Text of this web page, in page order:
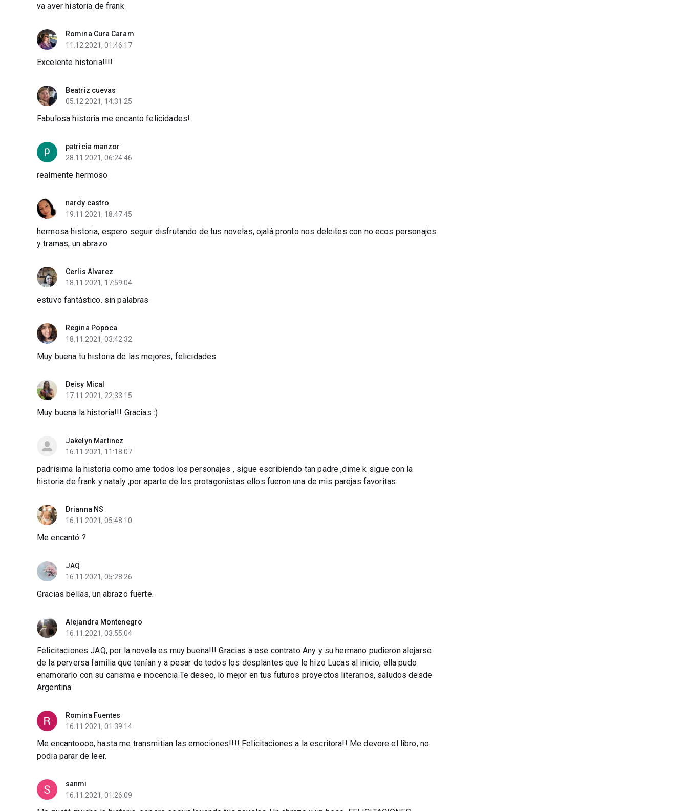
va aver historia de frank
Romina Cura Caram
11.12.2021, 01:46:17
Excelente historia!!!!
Beatriz cuevas
05.12.2021, 14:31:25
Fabulosa historia me encanto felicidades!
patricia manzor
28.11.2021, 06:24:46
realmente hermoso
nardy castro
19.11.2021, 18:47:45
hermosa historia, espero seguir disfrutando de tus novelas, ojalá pronto nos deleites con no ecos personajes
y tramas, un abrazo
Cerlis Alvarez
18.11.2021, 17:59:04
estuvo fantástico. sin palabras
Regina Popoca
18.11.2021, 03:42:32
Muy buena tu historia de las mejores, felicidades
Deisy Mical
17.11.2021, 22:33:15
Muy buena la historia!!! Gracias :)
Jakelyn Martinez
16.11.2021, 11:18:07
padrisima la historia como ame todos los personajes , sigue escribiendo tan padre ,dime k sigue con la
historia de frank y nataly ,por aparte de los protagonistas ellos fueron una de mis parejas favoritas
Drianna NS
16.11.2021, 05:48:10
Me encantó ?
JAQ
16.11.2021, 05:28:26
Gracias bellas, un abrazo fuerte.
Alejandra Montenegro
16.11.2021, 03:55:04
Felicitaciones JAQ, por la novela es muy buena!!! Gracias a ese contrato Any y su hermano pudieron alejarse
de la perversa familia que tenían y a pesar de todos los desplantes que le hizo Lucas al inicio, ella pudo
enamorarlo con su carisma e inocencia.Te deseo, lo mejor en tus futuros proyectos literarios, saludos desde
Argentina.
Romina Fuentes
16.11.2021, 01:39:14
Me encantoooo, hasta me transmitian las emociones!!!! Felicitaciones a la escritora!! Me devore el libro, no
podia parar de leer.
sanmi
16.11.2021, 01:26:09